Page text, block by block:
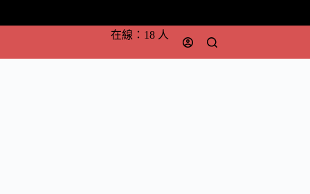
在線：18 人